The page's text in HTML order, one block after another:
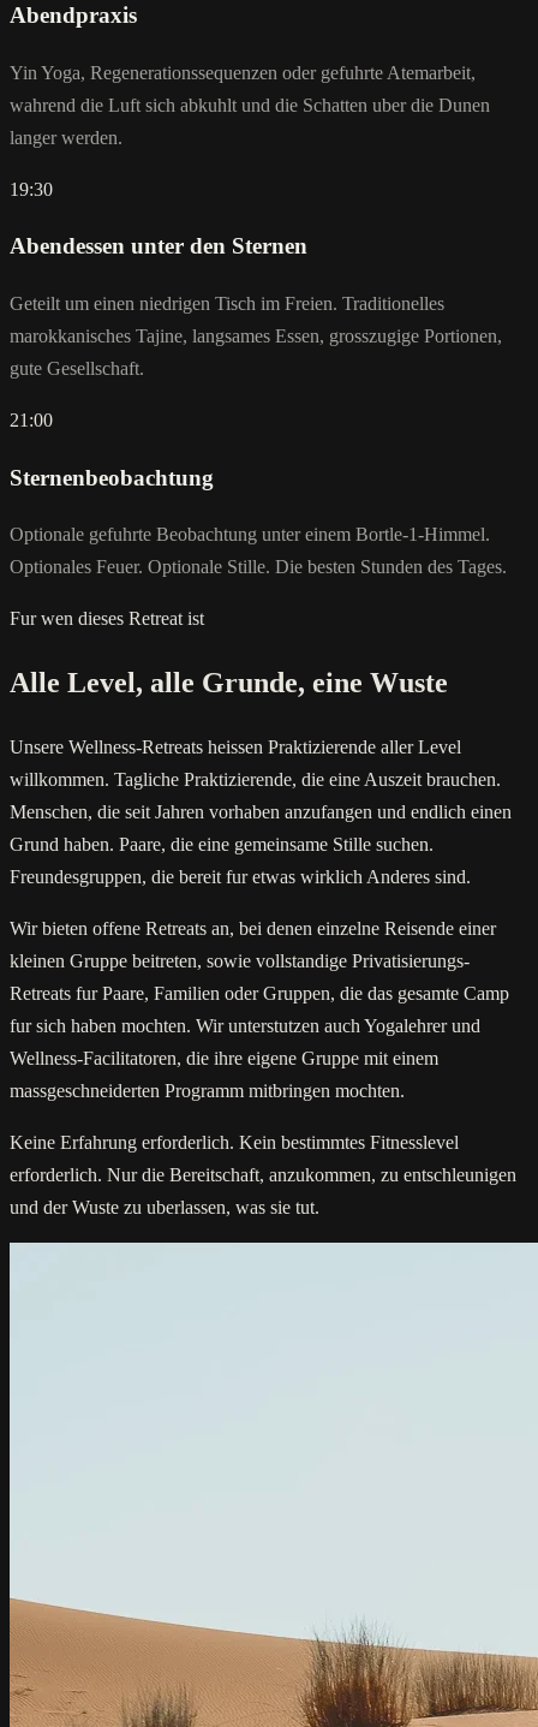
Abendpraxis
Yin Yoga, Regenerationssequenzen oder gefuhrte Atemarbeit,
wahrend die Luft sich abkuhlt und die Schatten uber die Dunen
langer werden.
19:30
Abendessen unter den Sternen
Geteilt um einen niedrigen Tisch im Freien. Traditionelles
marokkanisches Tajine, langsames Essen, grosszugige Portionen,
gute Gesellschaft.
21:00
Sternenbeobachtung
Optionale gefuhrte Beobachtung unter einem Bortle-1-Himmel.
Optionales Feuer. Optionale Stille. Die besten Stunden des Tages.
Fur wen dieses Retreat ist
Alle Level, alle Grunde, eine Wuste
Unsere Wellness-Retreats heissen Praktizierende aller Level
willkommen. Tagliche Praktizierende, die eine Auszeit brauchen.
Menschen, die seit Jahren vorhaben anzufangen und endlich einen
Grund haben. Paare, die eine gemeinsame Stille suchen.
Freundesgruppen, die bereit fur etwas wirklich Anderes sind.
Wir bieten offene Retreats an, bei denen einzelne Reisende einer
kleinen Gruppe beitreten, sowie vollstandige Privatisierungs-
Retreats fur Paare, Familien oder Gruppen, die das gesamte Camp
fur sich haben mochten. Wir unterstutzen auch Yogalehrer und
Wellness-Facilitatoren, die ihre eigene Gruppe mit einem
massgeschneiderten Programm mitbringen mochten.
Keine Erfahrung erforderlich. Kein bestimmtes Fitnesslevel
erforderlich. Nur die Bereitschaft, anzukommen, zu entschleunigen
und der Wuste zu uberlassen, was sie tut.